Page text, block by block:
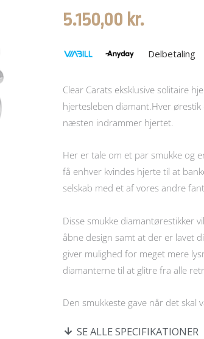
5.150,00 kr.
Delbetaling
Clear Carats eksklusive solitaire
hjertesleben diamant.Hver
næsten indrammer hjertet.
Her er tale om et par smukke og
få enhver kvindes hjerte til at
selskab med et af vores andre
Disse smukke diamantørestikker
åbne design samt at der er lavet
giver mulighed for meget mere
diamanterne til at glitre fra alle
Den smukkeste gave når det
SE ALLE SPECIFIKATIONER